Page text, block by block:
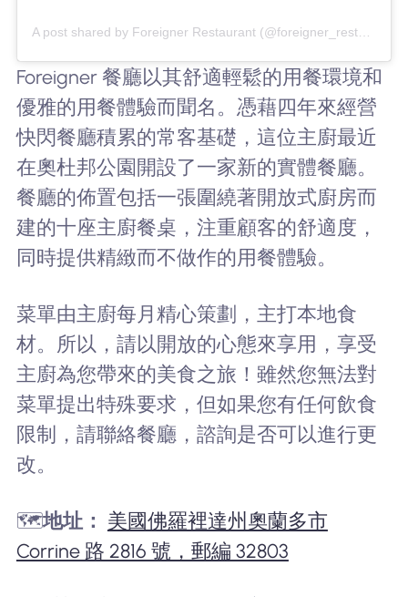
A post shared by Foreigner Restaurant (@foreigner_restaurant)
Foreigner 餐廳以其舒適輕鬆的用餐環境和
優雅的用餐體驗而聞名。憑藉四年來經營
快閃餐廳積累的常客基礎，這位主廚最近
在奧杜邦公園開設了一家新的實體餐廳。
餐廳的佈置包括一張圍繞著開放式廚房而
建的十座主廚餐桌，注重顧客的舒適度，
同時提供精緻而不做作的用餐體驗。
菜單由主廚每月精心策劃，主打本地食
材。所以，請以開放的心態來享用，享受
主廚為您帶來的美食之旅！雖然您無法對
菜單提出特殊要求，但如果您有任何飲食
限制，請聯絡餐廳，諮詢是否可以進行更
改。
🗺️地址： 美國佛羅裡達州奧蘭多市
Corrine 路 2816 號，郵編 32803